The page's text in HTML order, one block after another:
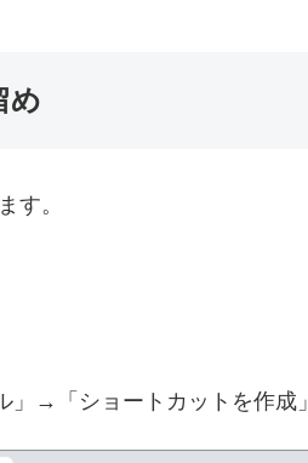
め
す。
」→「ショートカットを作成